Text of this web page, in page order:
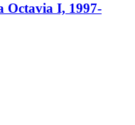
Octavia I, 1997-